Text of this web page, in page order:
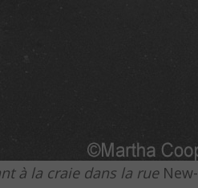
à la craie dans la rueNew-